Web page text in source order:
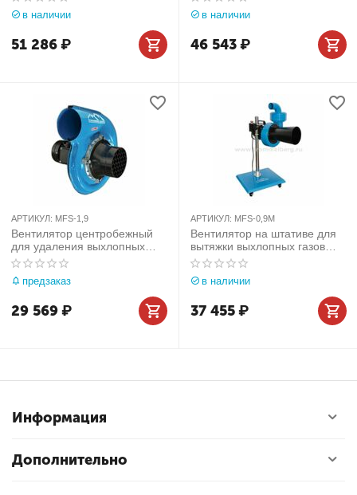
в наличии
51 286₽
в наличии
46 543₽
АРТИКУЛ: MFS-1,9
Вентилятор центробежный
для удаления выхлопных
газов (1900 м³/час)
предзаказ
29 569₽
АРТИКУЛ: MFS-0,9M
Вентилятор на штативе для
вытяжки выхлопных газов
(900 м/час)
в наличии
37 455₽
Информация
Дополнительно